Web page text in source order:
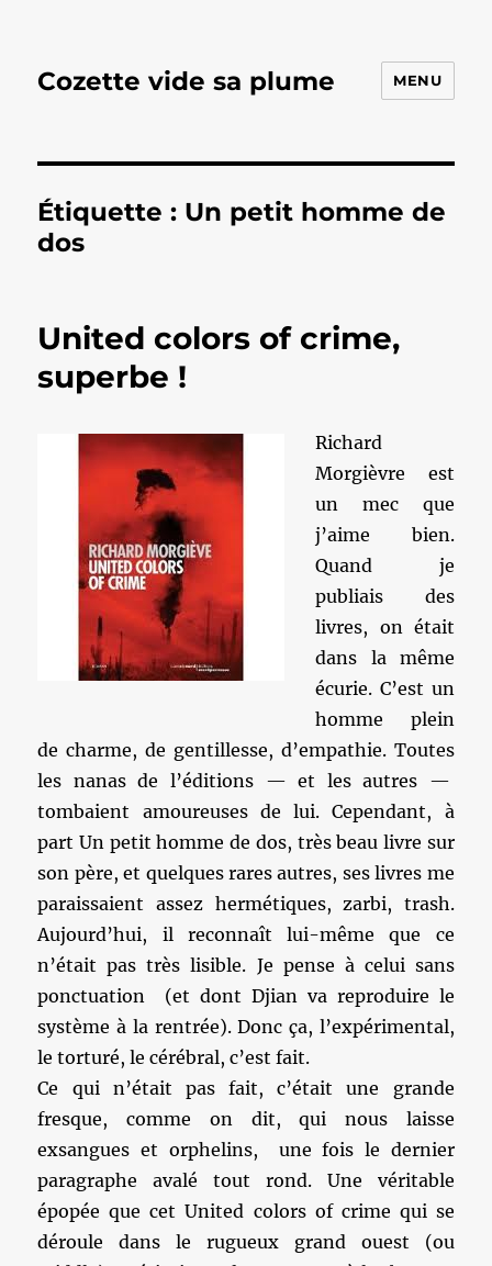
Cozette vide sa plume MENU
Étiquette : Un petit homme de
dos
United colors of crime,
superbe !
Richard
Morgièvre est
un mec que
j’aime bien.
Quand je
publiais des
livres, on était
dans la même
écurie. C’est un
homme plein
de charme, de gentillesse, d’empathie. Toutes
les nanas de l’éditions — et les autres —
tombaient amoureuses de lui. Cependant, à
part Un petit homme de dos, très beau livre sur
son père, et quelques rares autres, ses livres me
paraissaient assez hermétiques, zarbi, trash.
Aujourd’hui, il reconnaît lui-même que ce
n’était pas très lisible. Je pense à celui sans
ponctuation (et dont Djian va reproduire le
système à la rentrée). Donc ça, l’expérimental,
le torturé, le cérébral, c’est fait.
Ce qui n’était pas fait, c’était une grande
fresque, comme on dit, qui nous laisse
exsangues et orphelins, une fois le dernier
paragraphe avalé tout rond. Une véritable
épopée que cet United colors of crime qui se
déroule dans le rugueux grand ouest (ou